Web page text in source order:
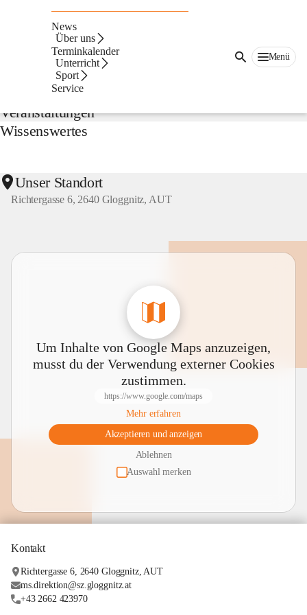
News
Über uns
Terminkalender
Unterricht
Sport
Service
Menü
Aktuelles
Veranstaltungen
Wissenswertes
Unser Standort
Richtergasse 6, 2640 Gloggnitz, AUT
Um Inhalte von Google Maps anzuzeigen,
musst du der Verwendung externer Cookies
zustimmen.
https://www.google.com/maps
Mehr erfahren
Akzeptieren und anzeigen
Ablehnen
Auswahl merken
Kontakt
Richtergasse 6, 2640 Gloggnitz, AUT
ms.direktion@sz.gloggnitz.at
+43 2662 423970